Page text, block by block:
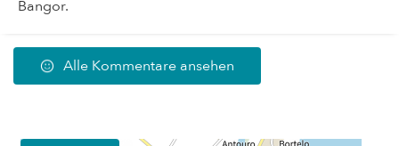
Bangor.
Alle Kommentare ansehen